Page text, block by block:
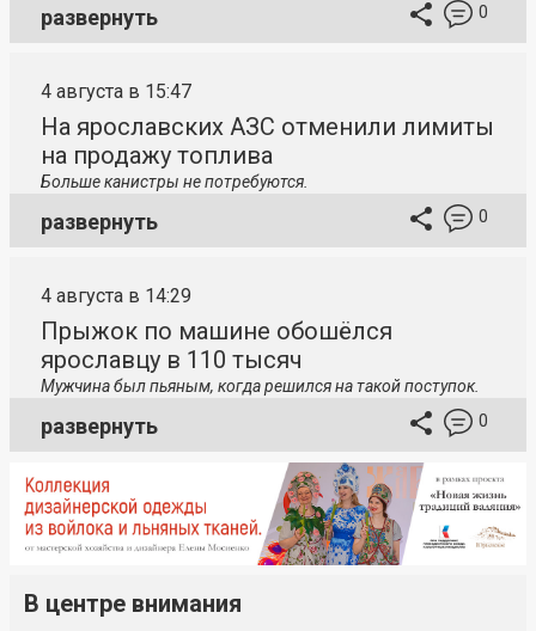
развернуть 0
4 августа в 15:47
На ярославских АЗС отменили лимиты
на продажу топлива
Больше канистры не потребуются.
развернуть 0
4 августа в 14:29
Прыжок по машине обошёлся
ярославцу в 110 тысяч
Мужчина был пьяным, когда решился на такой поступок.
развернуть 0
В центре внимания